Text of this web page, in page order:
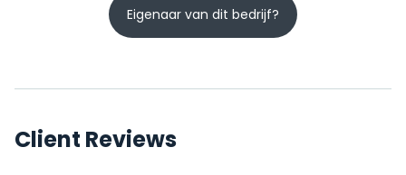
Eigenaar van dit bedrijf?
Client Reviews